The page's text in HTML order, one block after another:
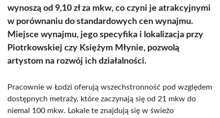
wynoszą od 9,10 zł za mkw, co czyni je atrakcyjnymi
w porównaniu do standardowych cen wynajmu.
Miejsce wynajmu, jego specyfika i lokalizacja przy
Piotrkowskiej czy Księżym Młynie, pozwolą
artystom na rozwój ich działalności.
Pracownie w Łodzi oferują wszechstronność pod względem
dostępnych metraży, które zaczynają się od 21 mkw do
niemal 100 mkw. Lokale te znajdują się w świeżo